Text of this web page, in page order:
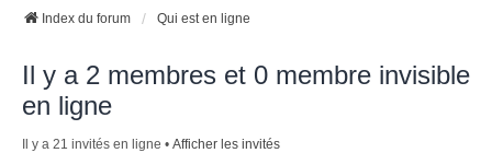
Index du forum Qui est en ligne
Il y a 2 membres et 0 membre invisible
en ligne
Il y a 21 invités en ligne • Afficher les invités